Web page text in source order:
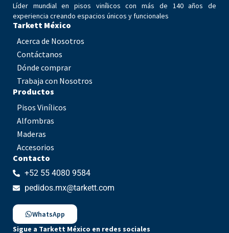
Líder mundial en pisos vinílicos con más de 140 años de
experiencia creando espacios únicos y funcionales
Tarkett México
Acerca de Nosotros
Contáctanos
Dónde comprar
Trabaja con Nosotros
Productos
Pisos Vinílicos
Alfombras
Maderas
Accesorios
Contacto
+52 55 4080 9584
pedidos.mx@tarkett.com
WhatsApp
Sigue a Tarkett México en redes sociales